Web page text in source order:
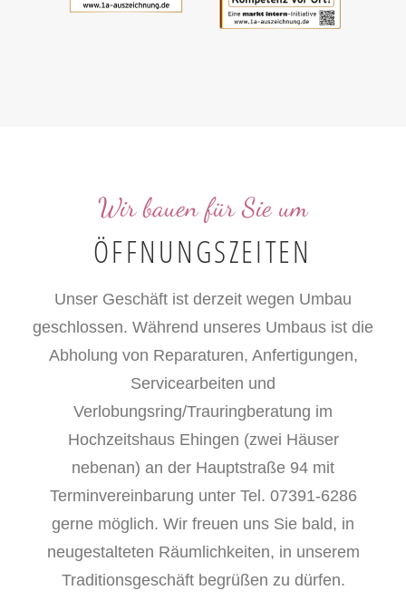
Wir bauen für Sie um
ÖFFNUNGSZEITEN
Unser Geschäft ist derzeit wegen Umbau
geschlossen. Während unseres Umbaus ist die
Abholung von Reparaturen, Anfertigungen,
Servicearbeiten und
Verlobungsring/Trauringberatung im
Hochzeitshaus Ehingen (zwei Häuser
nebenan) an der Hauptstraße 94 mit
Terminvereinbarung unter Tel. 07391-6286
gerne möglich. Wir freuen uns Sie bald, in
neugestalteten Räumlichkeiten, in unserem
Traditionsgeschäft begrüßen zu dürfen.